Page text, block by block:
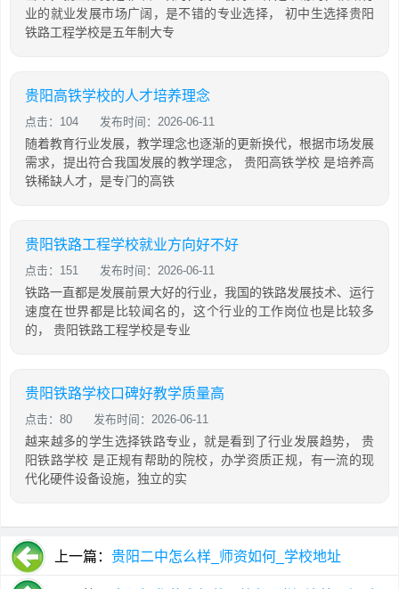
业的就业发展市场广阔，是不错的专业选择， 初中生选择贵阳
铁路工程学校是五年制大专
贵阳高铁学校的人才培养理念
点击：104 发布时间：2026-06-11
随着教育行业发展，教学理念也逐渐的更新换代，根据市场发展
需求，提出符合我国发展的教学理念， 贵阳高铁学校 是培养高
铁稀缺人才，是专门的高铁
贵阳铁路工程学校就业方向好不好
点击：151 发布时间：2026-06-11
铁路一直都是发展前景大好的行业，我国的铁路发展技术、运行
速度在世界都是比较闻名的，这个行业的工作岗位也是比较多
的， 贵阳铁路工程学校是专业
贵阳铁路学校口碑好教学质量高
点击：80 发布时间：2026-06-11
越来越多的学生选择铁路专业，就是看到了行业发展趋势， 贵
阳铁路学校 是正规有帮助的院校，办学资质正规，有一流的现
代化硬件设备设施，独立的实
上一篇： 贵阳二中怎么样_师资如何_学校地址